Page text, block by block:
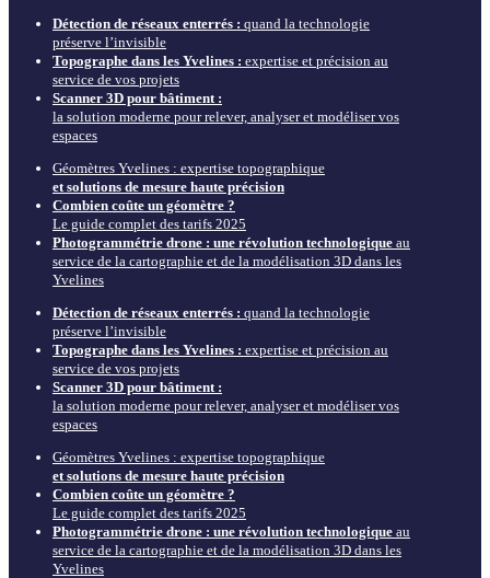
Détection de réseaux enterrés : quand la technologie
préserve l’invisible
Topographe dans les Yvelines : expertise et précision au
service de vos projets
Scanner 3D pour bâtiment :
la solution moderne pour relever, analyser et modéliser vos
espaces
Géomètres Yvelines : expertise topographique
et solutions de mesure haute précision
Combien coûte un géomètre ?
Le guide complet des tarifs 2025
Photogrammétrie drone : une révolution technologique au
service de la cartographie et de la modélisation 3D dans les
Yvelines
Détection de réseaux enterrés : quand la technologie
préserve l’invisible
Topographe dans les Yvelines : expertise et précision au
service de vos projets
Scanner 3D pour bâtiment :
la solution moderne pour relever, analyser et modéliser vos
espaces
Géomètres Yvelines : expertise topographique
et solutions de mesure haute précision
Combien coûte un géomètre ?
Le guide complet des tarifs 2025
Photogrammétrie drone : une révolution technologique au
service de la cartographie et de la modélisation 3D dans les
Yvelines